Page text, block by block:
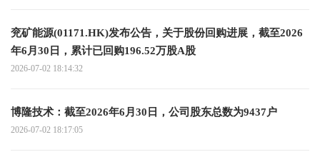
兖矿能源(01171.HK)发布公告，关于股份回购进展，截至2026
年6月30日，累计已回购196.52万股A股
2026-07-02 18:14:32
博隆技术：截至2026年6月30日，公司股东总数为9437户
2026-07-02 18:17:05